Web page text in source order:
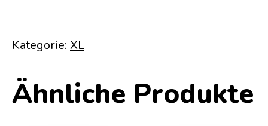
Kategorie: XL
Ähnliche Produkte